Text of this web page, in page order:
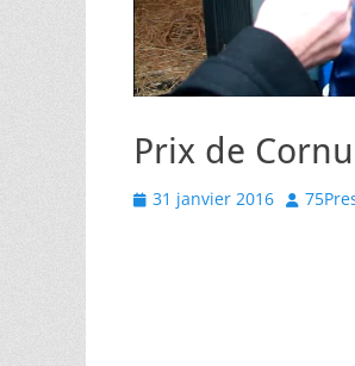
Prix de
Posted
31 janvier 2016 Author